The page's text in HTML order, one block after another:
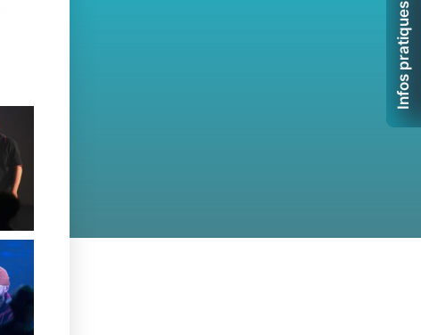
Infos pratiques